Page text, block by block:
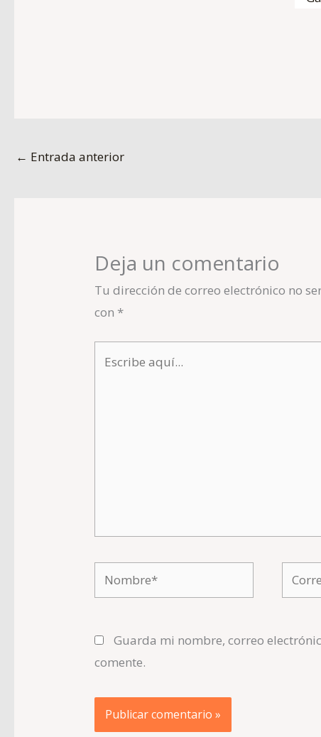
← Entrada anterior
Deja un comentario
Tu dirección de correo electrónico no
con *
Nombre*
Correo
Guarda mi nombre, correo
comente.